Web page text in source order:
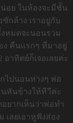
น่อย ในห้องจะมีชั้น
กล้าง เราอยู่กับ
หมดจะนอนรวม
ง คืนแรกๆ ที่มาอยู่
าทิตย์ก็เจอเลยค่ะ
ไปนอนห่างๆ พ่อ
นหันข้างให้ทีวีค่ะ
ยากเห็นว่าพ่อทำ
เลยเอาหูฟังส่อง